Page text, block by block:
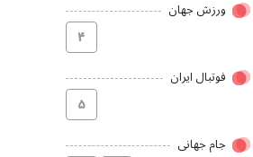
ورزش جهان
۴
فوتبال ایران
۵
جام جهانی